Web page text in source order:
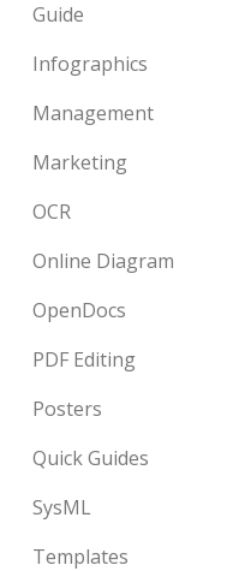
Guide
Infographics
Management
Marketing
OCR
Online Diagram
OpenDocs
PDF Editing
Posters
Quick Guides
SysML
Templates